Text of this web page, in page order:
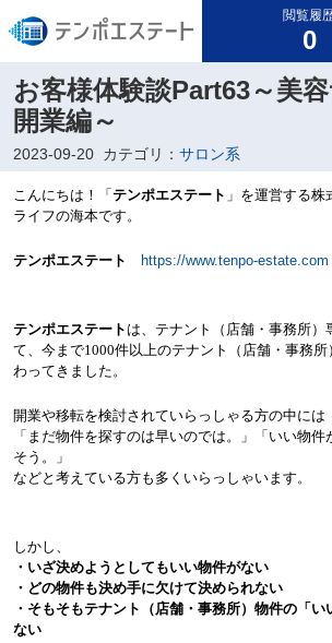
閲覧履
0
お客様体験談Part63～美
開業編～
2023-09-20 カテゴリ： サロン系
こんにちは！「 テンポエステート 」を運営する株
ライフの海本です。
テンポエステート https://www.tenpo-estate.com
テンポエステート は、テナント（店舗・事務所）
て、今まで1000件以上のテナント（店舗・事務
わってきました。
開業や移転を検討されていらっしゃる方の中には
「まだ物件を探すのは早いのでは。」「いい物
そう。」
などと考えている方も多くいらっしゃいます。
しかし、
・いざ決めようとしてもいい物件がない
・どの物件も決め手に欠けて決められない
・そもそもテナント（店舗・事務所）物件の「
ない